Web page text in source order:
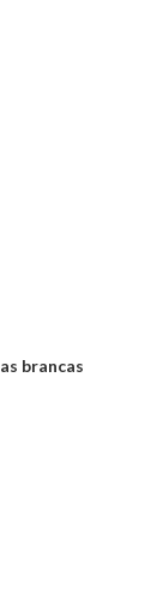
brancas